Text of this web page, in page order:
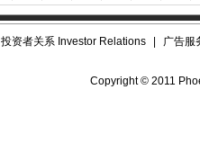
投资者关系 Investor Relations | 广告服
Copyright © 2011